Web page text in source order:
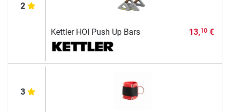
2
Kettler HOI Push Up Bars 13,10€
3